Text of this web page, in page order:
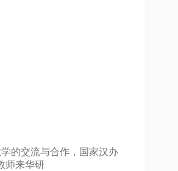
的交流与合作，国家汉办
师来华研